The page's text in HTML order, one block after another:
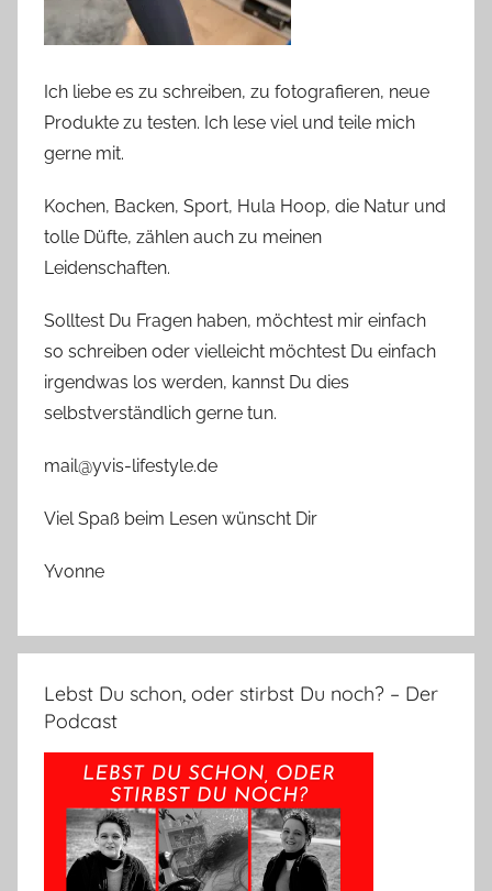
Ich liebe es zu schreiben, zu fotografieren, neue
Produkte zu testen. Ich lese viel und teile mich
gerne mit.
Kochen, Backen, Sport, Hula Hoop, die Natur und
tolle Düfte, zählen auch zu meinen
Leidenschaften.
Solltest Du Fragen haben, möchtest mir einfach
so schreiben oder vielleicht möchtest Du einfach
irgendwas los werden, kannst Du dies
selbstverständlich gerne tun.
mail@yvis-lifestyle.de
Viel Spaß beim Lesen wünscht Dir
Yvonne
Lebst Du schon, oder stirbst Du noch? – Der
Podcast